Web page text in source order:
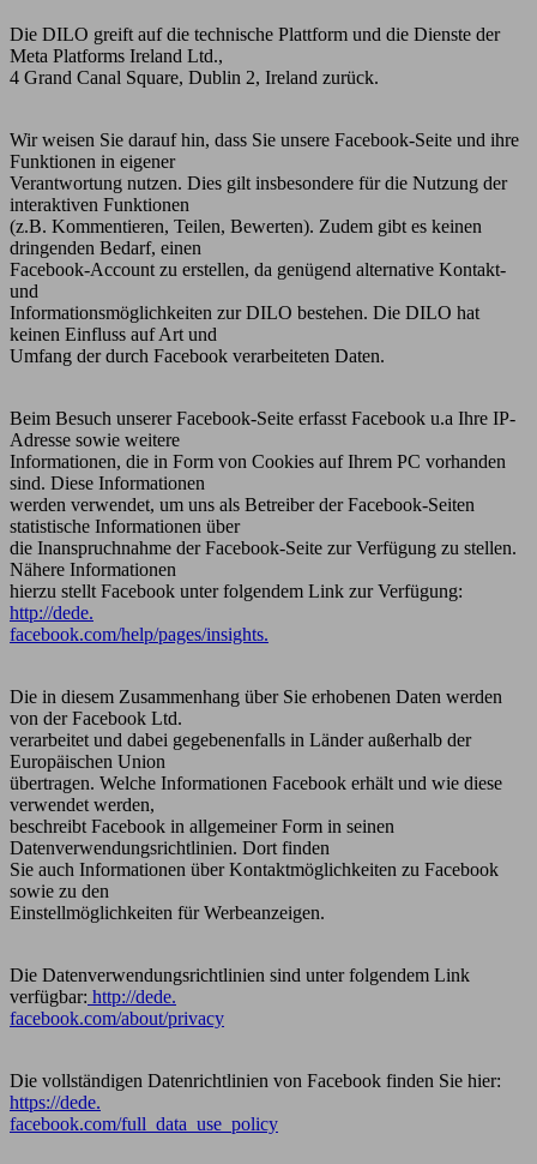
Die DILO greift auf die technische Plattform und die Dienste der
Meta Platforms Ireland Ltd.,
4 Grand Canal Square, Dublin 2, Ireland zurück.
Wir weisen Sie darauf hin, dass Sie unsere Facebook-Seite und ihre
Funktionen in eigener
Verantwortung nutzen. Dies gilt insbesondere für die Nutzung der
interaktiven Funktionen
(z.B. Kommentieren, Teilen, Bewerten). Zudem gibt es keinen
dringenden Bedarf, einen
Facebook-Account zu erstellen, da genügend alternative Kontakt-
und
Informationsmöglichkeiten zur DILO bestehen. Die DILO hat
keinen Einfluss auf Art und
Umfang der durch Facebook verarbeiteten Daten.
Beim Besuch unserer Facebook-Seite erfasst Facebook u.a Ihre IP-
Adresse sowie weitere
Informationen, die in Form von Cookies auf Ihrem PC vorhanden
sind. Diese Informationen
werden verwendet, um uns als Betreiber der Facebook-Seiten
statistische Informationen über
die Inanspruchnahme der Facebook-Seite zur Verfügung zu stellen.
Nähere Informationen
hierzu stellt Facebook unter folgendem Link zur Verfügung:
http://dede.
facebook.com/help/pages/insights.
Die in diesem Zusammenhang über Sie erhobenen Daten werden
von der Facebook Ltd.
verarbeitet und dabei gegebenenfalls in Länder außerhalb der
Europäischen Union
übertragen. Welche Informationen Facebook erhält und wie diese
verwendet werden,
beschreibt Facebook in allgemeiner Form in seinen
Datenverwendungsrichtlinien. Dort finden
Sie auch Informationen über Kontaktmöglichkeiten zu Facebook
sowie zu den
Einstellmöglichkeiten für Werbeanzeigen.
Die Datenverwendungsrichtlinien sind unter folgendem Link
verfügbar: http://dede.
facebook.com/about/privacy
Die vollständigen Datenrichtlinien von Facebook finden Sie hier:
https://dede.
facebook.com/full_data_use_policy